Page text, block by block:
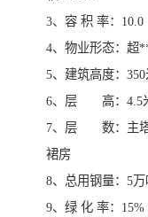
3、容 积 率：10.0
4、物业形态：超
5、建筑高度：350
6、层 高：4.5
7、层 数：主塔
裙房
8、总用钢量：5万
9、绿 化 率：15%